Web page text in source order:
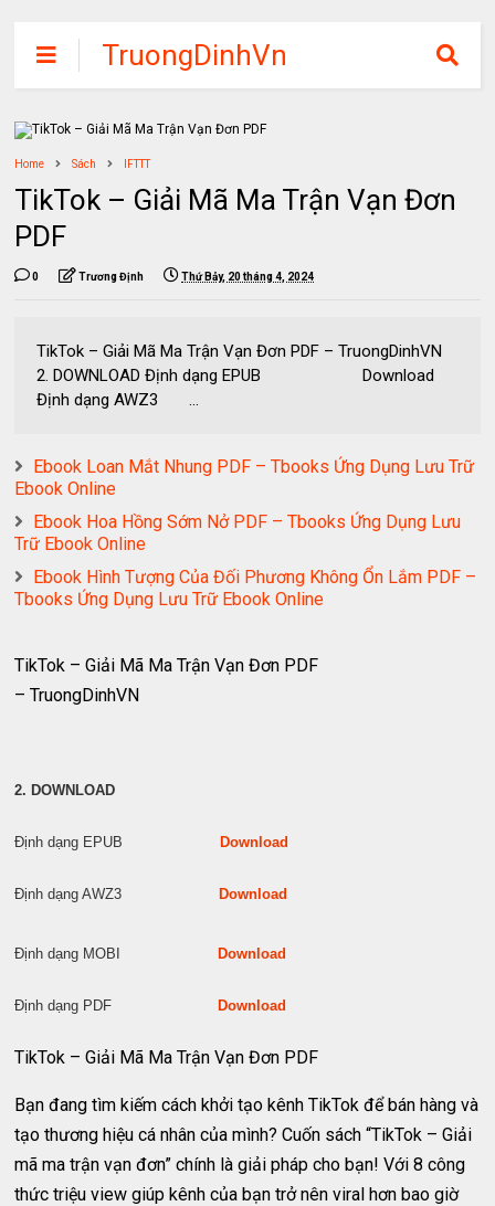
TruongDinhVn
Chia sẽ ebook,
các khóa học,
phần mềm học
tập miễn phí
Home Sách IFTTT
TikTok – Giải Mã Ma Trận Vạn Đơn
PDF
0 Trương Định Thứ Bảy, 20 tháng 4, 2024
TikTok – Giải Mã Ma Trận Vạn Đơn PDF – TruongDinhVN
2. DOWNLOAD Định dạng EPUB Download
Định dạng AWZ3 ...
Ebook Loan Mắt Nhung PDF – Tbooks Ứng Dụng Lưu Trữ
Ebook Online
Ebook Hoa Hồng Sớm Nở PDF – Tbooks Ứng Dụng Lưu
Trữ Ebook Online
Ebook Hình Tượng Của Đối Phương Không Ổn Lắm PDF –
Tbooks Ứng Dụng Lưu Trữ Ebook Online
TikTok – Giải Mã Ma Trận Vạn Đơn PDF
– TruongDinhVN
2. DOWNLOAD
Định dạng EPUB Download
Định dạng AWZ3 Download
Định dạng MOBI Download
Định dạng PDF Download
TikTok – Giải Mã Ma Trận Vạn Đơn PDF
Bạn đang tìm kiếm cách khởi tạo kênh TikTok để bán hàng và
tạo thương hiệu cá nhân của mình? Cuốn sách “TikTok – Giải
mã ma trận vạn đơn” chính là giải pháp cho bạn! Với 8 công
thức triệu view giúp kênh của bạn trở nên viral hơn bao giờ